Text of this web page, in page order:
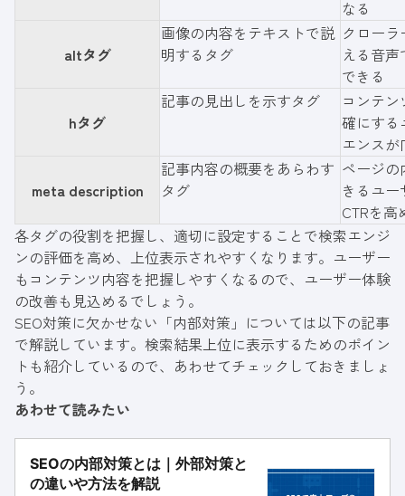
なる
altタグ
画像の内容をテキストで説
明するタグ
クロー
える音
できる
hタグ
記事の見出しを示すタグ
コンテ
確にする
エンス
meta description
記事内容の概要をあらわす
タグ
ページ
きるユ
CTRを高
各タグの役割を把握し、適切に設定することで検索エンジ
ンの評価を高め、上位表示されやすくなります。ユーザー
もコンテンツ内容を把握しやすくなるので、ユーザー体験
の改善も見込めるでしょう。
SEO対策に欠かせない「内部対策」については以下の記事
で解説しています。検索結果上位に表示するためのポイン
トも紹介しているので、あわせてチェックしておきましょ
う。
あわせて読みたい
SEOの内部対策とは｜外部対策と
の違いや方法を解説